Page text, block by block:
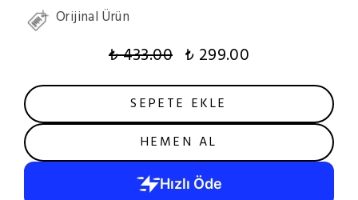
Orijinal Ürün
₺ 433.00 ₺ 299.00
SEPETE EKLE
HEMEN AL